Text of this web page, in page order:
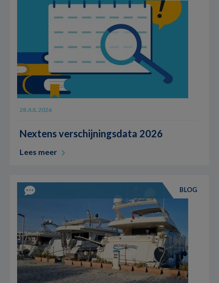
28 JUL 2026
Nextens verschijningsdata 2026
Lees meer
BLOG